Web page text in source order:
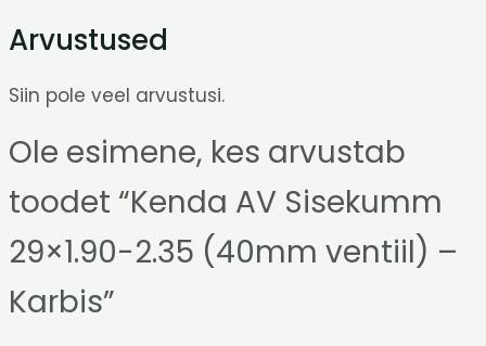
Arvustused
Siin pole veel arvustusi.
Ole esimene, kes arvustab
toodet “Kenda AV Sisekumm
29×1.90-2.35 (40mm ventiil) –
Karbis”